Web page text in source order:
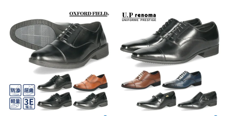
カジュアルシューズ
ワークシューズ
ブーツ
ウェア
ローファー
カジュアルシューズ
ワークシューズ
ブーツ
スクール
フォーマル
ブーツ
キッズ新入荷
レディースSALE
メンズSALE
キッズSALE
すべての商品
リュック
ボディバッグ
ハンドバッグ
雑貨
すべての商品
ケア用品
詳細検索
店舗一覧